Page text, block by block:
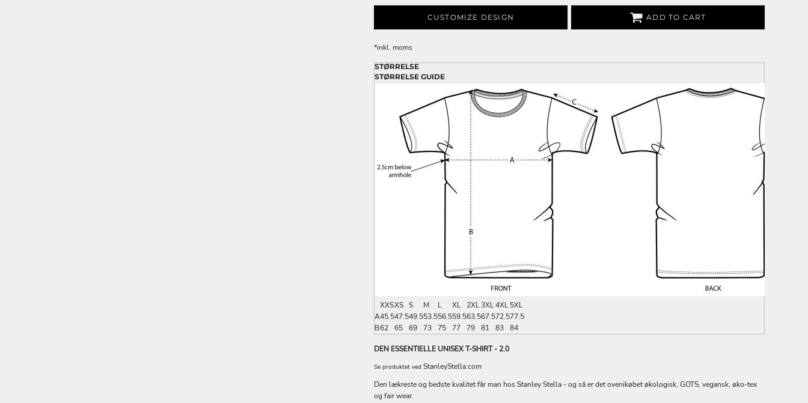
CUSTOMIZE DESIGN ADD TO CART
*inkl. moms
STØRRELSE
STØRRELSE GUIDE
XXSXS S M L XL 2XL3XL4XL5XL
A45.547.549.553.556.559.563.567.572.577.5
B62 65 69 73 75 77 79 81 83 84
DEN ESSENTIELLE UNISEX T-SHIRT - 2.0
Se produktet ved StanleyStella.com
Den lækreste og bedste kvalitet får man hos Stanley Stella - og så er det ovenikøbet økologisk, GOTS, vegansk, øko-tex
og fair wear.